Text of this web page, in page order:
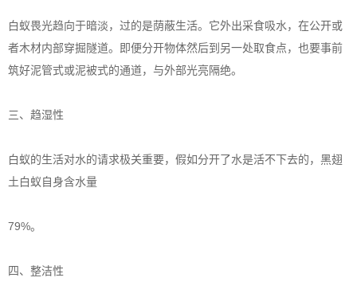
白蚁畏光趋向于暗淡，过的是荫蔽生活。它外出采食吸水，在公开或
者木材内部穿掘隧道。即便分开物体然后到另一处取食点，也要事前
筑好泥管式或泥被式的通道，与外部光亮隔绝。
三、趋湿性
白蚁的生活对水的请求极关重要，假如分开了水是活不下去的，黑翅
土白蚁自身含水量
79%。
四、整洁性